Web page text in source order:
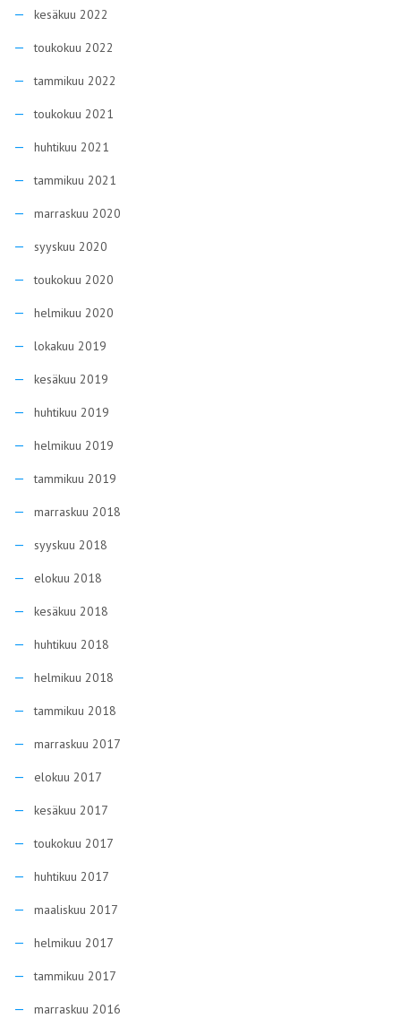
kesäkuu 2022
toukokuu 2022
tammikuu 2022
toukokuu 2021
huhtikuu 2021
tammikuu 2021
marraskuu 2020
syyskuu 2020
toukokuu 2020
helmikuu 2020
lokakuu 2019
kesäkuu 2019
huhtikuu 2019
helmikuu 2019
tammikuu 2019
marraskuu 2018
syyskuu 2018
elokuu 2018
kesäkuu 2018
huhtikuu 2018
helmikuu 2018
tammikuu 2018
marraskuu 2017
elokuu 2017
kesäkuu 2017
toukokuu 2017
huhtikuu 2017
maaliskuu 2017
helmikuu 2017
tammikuu 2017
marraskuu 2016